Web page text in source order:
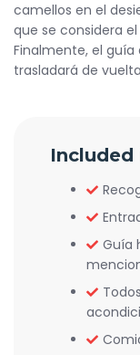
camellos en el
que se considera el
Finalmente, el guía
trasladará de
Included
Guía